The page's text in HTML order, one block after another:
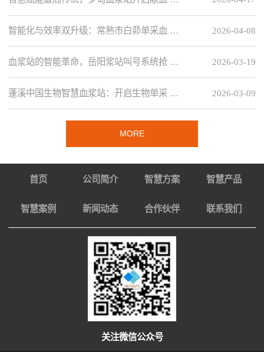
2026-04-08
智能化与效率双升级：常熟市白茆单采血 …
2026-03-19
血浆站的智能革命，岳阳浆站叫号系统抢 …
2026-03-09
蓬溪中国生物智慧血浆站：开启生物单采 …
MORE
首页 公司简介 智慧方案 智慧产品
智慧案例 新闻动态 合作伙伴 联系我们
关注微信公众号